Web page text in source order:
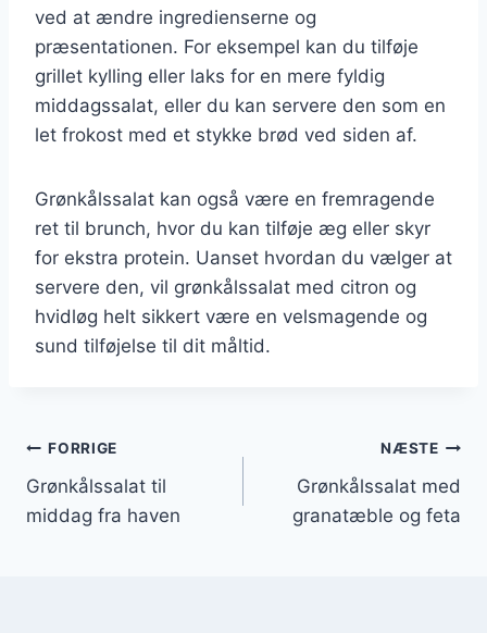
ved at ændre ingredienserne og
præsentationen. For eksempel kan du tilføje
grillet kylling eller laks for en mere fyldig
middagssalat, eller du kan servere den som en
let frokost med et stykke brød ved siden af.
Grønkålssalat kan også være en fremragende
ret til brunch, hvor du kan tilføje æg eller skyr
for ekstra protein. Uanset hvordan du vælger at
servere den, vil grønkålssalat med citron og
hvidløg helt sikkert være en velsmagende og
sund tilføjelse til dit måltid.
Indlægsnavigation
FORRIGE
Grønkålssalat til
middag fra haven
NÆSTE
Grønkålssalat med
granatæble og feta